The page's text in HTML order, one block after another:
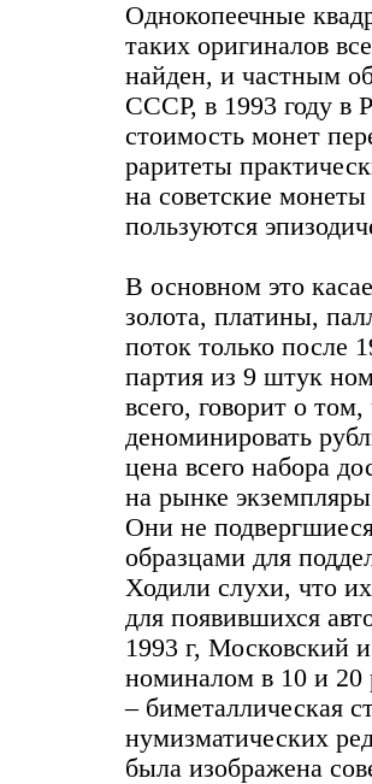
Однокопеечные
таких оригиналов
найден, и частным
СССР, в 1993 году в
стоимость монет
раритеты
на советские
пользуются
В основном это
золота, платины,
поток только после
партия из 9 штук
всего, говорит о
деноминировать
цена всего набора
на рынке
Они не
образцами для
Ходили слухи, что
для появившихся
1993 г, Московский
номиналом в 10 и 20
– биметаллическая
нумизматических
была изображена